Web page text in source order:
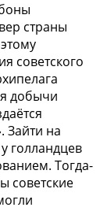
страны
советского
добычи
Зайти на
голландцев
Тогда-
советские